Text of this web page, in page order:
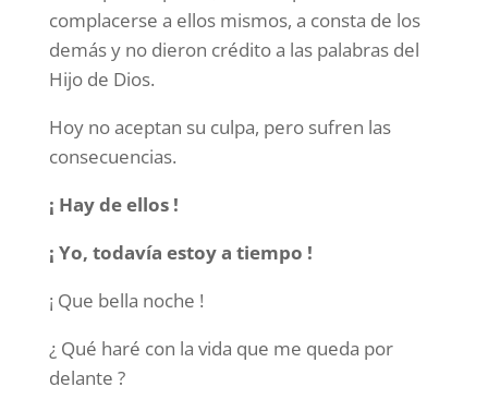
complacerse a ellos mismos, a consta de los
demás y no dieron crédito a las palabras del
Hijo de Dios.
Hoy no aceptan su culpa, pero sufren las
consecuencias.
¡ Hay de ellos !
¡ Yo, todavía estoy a tiempo !
¡ Que bella noche !
¿ Qué haré con la vida que me queda por
delante ?